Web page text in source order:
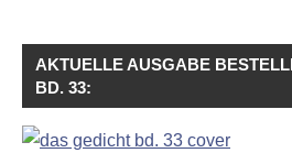
AKTUELLE AUSGABE
BD. 33: